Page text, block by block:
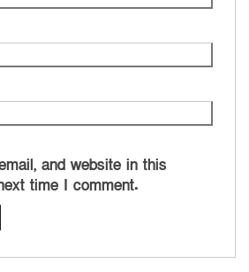
and website in this
time I comment.